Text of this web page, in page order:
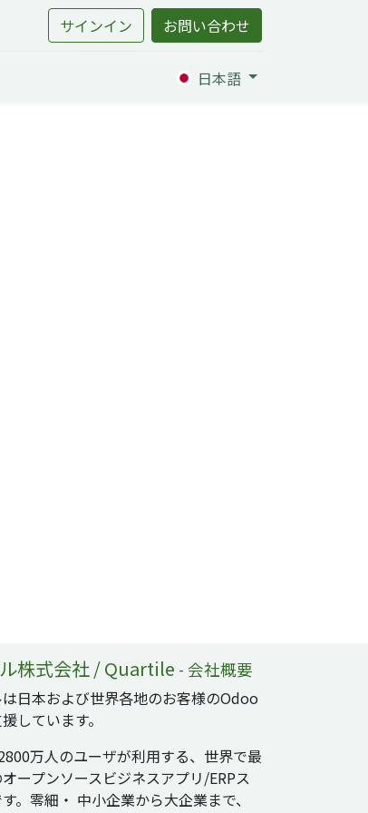
サインイン お問い合わせ
日本語
株式会社 / Quartile - 会社概要
日本および世界各地のお客様のOdoo
しています。
万人のユーザが利用する、世界で最
ープンソースビジネスアプリ/ERPス
。零細・ 中小企業から大企業まで、